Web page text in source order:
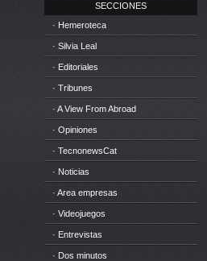
SECCIONES
· Hemeroteca
· Silvia Leal
· Editoriales
· Tribunes
· A View From Abroad
· Opiniones
· TecnonewsCat
· Noticias
· Area empresas
· Videojuegos
· Entrevistas
· Dos minutos